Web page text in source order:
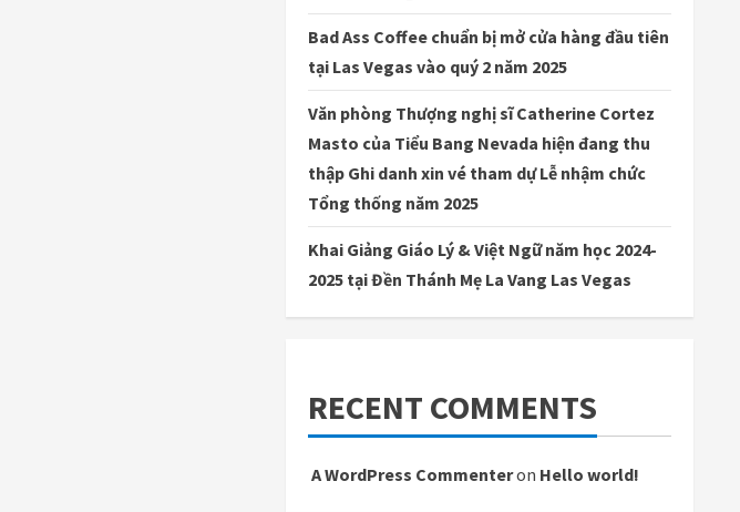
Bad Ass Coffee chuẩn bị mở cửa hàng đầu tiên
tại Las Vegas vào quý 2 năm 2025
Văn phòng Thượng nghị sĩ Catherine Cortez
Masto của Tiểu Bang Nevada hiện đang thu
thập Ghi danh xin vé tham dự Lễ nhậm chức
Tổng thống năm 2025
Khai Giảng Giáo Lý & Việt Ngữ năm học 2024-
2025 tại Đền Thánh Mẹ La Vang Las Vegas
RECENT COMMENTS
A WordPress Commenteron Hello world!